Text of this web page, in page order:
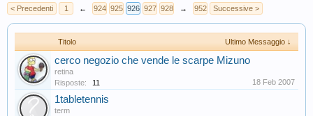
< Precedenti 1 ← 924 925 926 927 928 → 952 Successive >
Titolo Ultimo Messaggio ↓
cerco negozio che vende le scarpe Mizuno
retina
Risposte:
11 18 Feb 2007
1tabletennis
term